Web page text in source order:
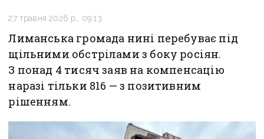
27 травня 2026 р., 09:13
Лиманська громада нині перебуває під
щільними обстрілами з боку росіян.
З понад 4 тисяч заяв на компенсацію
наразі тільки 816 — з позитивним
рішенням.